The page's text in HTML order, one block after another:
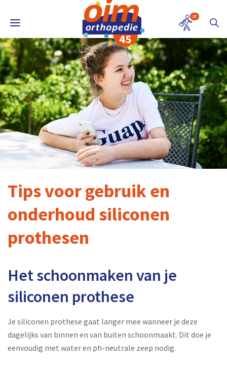
17
Tips voor gebruik en
onderhoud siliconen
prothesen
Het schoonmaken van je
siliconen prothese
Je siliconen prothese gaat langer mee wanneer je deze
dagelijks van binnen en van buiten schoonmaakt. Dit doe je
eenvoudig met water en ph-neutrale zeep nodig.